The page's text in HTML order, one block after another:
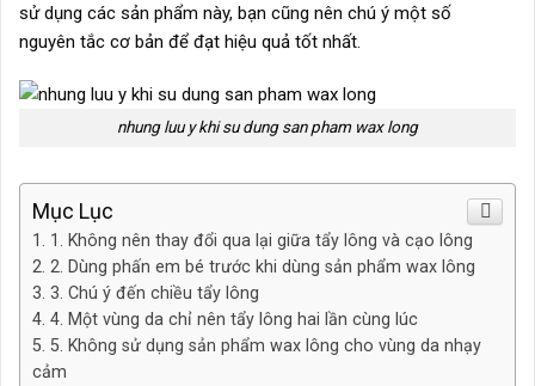
sử dụng các sản phẩm này, bạn cũng nên chú ý một số
nguyên tắc cơ bản để đạt hiệu quả tốt nhất.
nhung luu y khi su dung san pham wax long
Mục Lục
1. Không nên thay đổi qua lại giữa tẩy lông và cạo lông
2. Dùng phấn em bé trước khi dùng sản phẩm wax lông
3. Chú ý đến chiều tẩy lông
4. Một vùng da chỉ nên tẩy lông hai lần cùng lúc
5. Không sử dụng sản phẩm wax lông cho vùng da nhạy
cảm